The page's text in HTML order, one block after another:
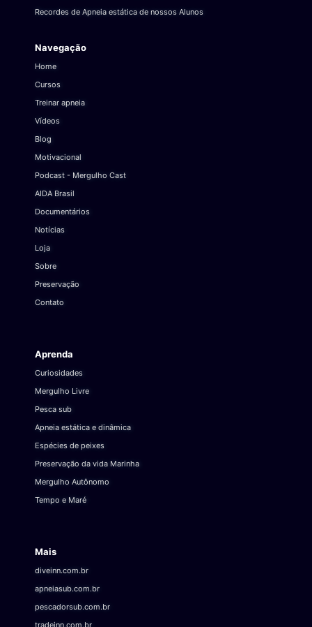
Recordes de Apneia estática de nossos Alunos
Navegação
Home
Cursos
Treinar apneia
Vídeos
Blog
Motivacional
Podcast - Mergulho Cast
AIDA Brasil
Documentários
Notícias
Loja
Sobre
Preservação
Contato
Aprenda
Curiosidades
Mergulho Livre
Pesca sub
Apneia estática e dinâmica
Espécies de peixes
Preservação da vida Marinha
Mergulho Autônomo
Tempo e Maré
Mais
diveinn.com.br
apneiasub.com.br
pescadorsub.com.br